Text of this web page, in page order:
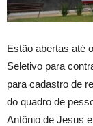
Estão abertas até
Seletivo para
para cadastro de
do quadro de
Antônio de Jesus